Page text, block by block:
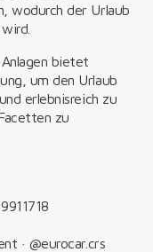
wodurch der Urlaub
bietet
um den Urlaub
erlebnisreich zu
zu
· @eurocar.crs